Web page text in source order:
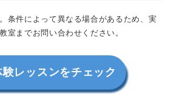
条件によって異なる場合があるため、実
室までお問い合わせください。
レッスンをチェック